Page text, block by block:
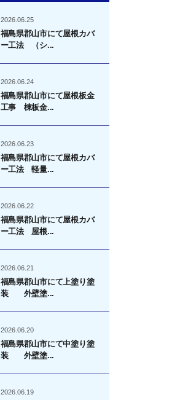
2026.06.25
福島県郡山市にて屋根カバ
ー工法 （シ...
2026.06.24
福島県郡山市にて屋根板金
工事 棟板金...
2026.06.23
福島県郡山市にて屋根カバ
ー工法 軽量...
2026.06.22
福島県郡山市にて屋根カバ
ー工法 屋根...
2026.06.21
福島県郡山市にて上塗り塗
装 外壁塗...
2026.06.20
福島県郡山市にて中塗り塗
装 外壁塗...
2026.06.19